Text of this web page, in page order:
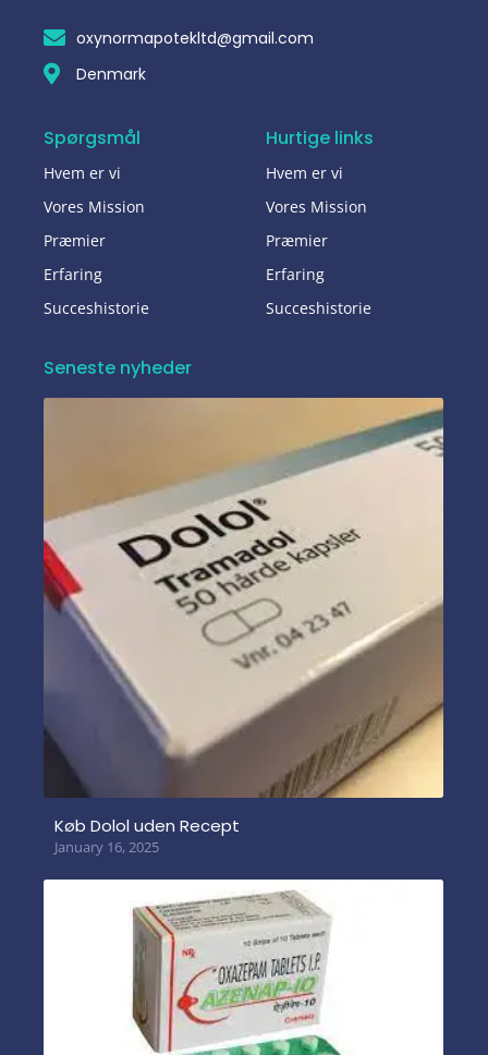
oxynormapotekltd@gmail.com
Denmark
Spørgsmål
Hvem er vi
Vores Mission
Præmier
Erfaring
Succeshistorie
Hurtige links
Hvem er vi
Vores Mission
Præmier
Erfaring
Succeshistorie
Seneste nyheder
Køb Dolol uden Recept
January 16, 2025